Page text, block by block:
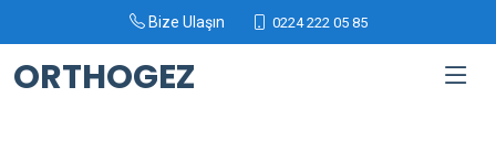
Bize Ulaşın 0224 222 05 85
ORTHOGEZ